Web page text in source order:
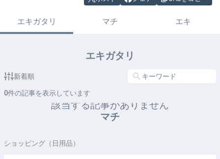
エキガタリ マチ エキ
エキガタリ
新着順
0件の記事を表示しています
該当する記事がありません
マチ
ショッピング（日用品）